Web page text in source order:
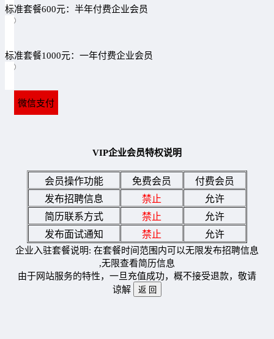
标准套餐600元：半年付费企业会员
标准套餐1000元：一年付费企业会员
VIP企业会员特权说明
会员操作功能 免费会员
付费会员
发布招聘信息
禁止
允许
简历联系方式
禁止
允许
发布面试通知
禁止 允许
企业入驻套餐说明: 在套餐时间范围内可以无限发布招聘信息
,无限查看简历信息
由于网站服务的特性，一旦充值成功，概不接受退款，敬请
谅解